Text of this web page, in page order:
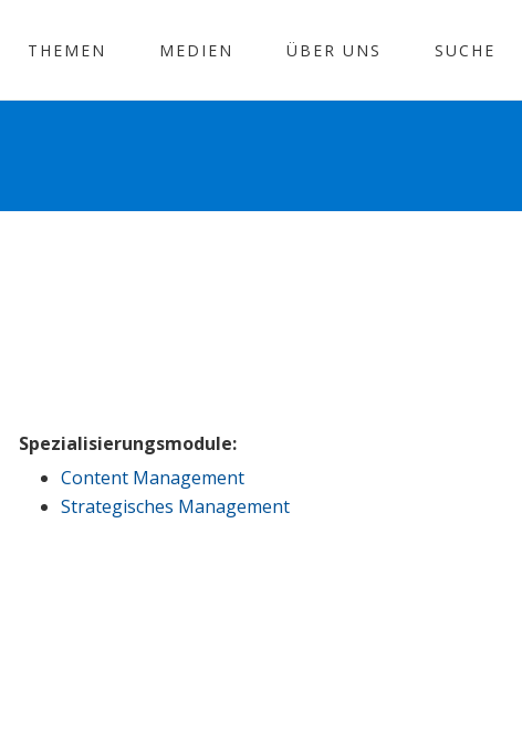
THEMEN MEDIEN ÜBER UNS SUCHE
Spezialisierungsmodule:
Content Management
Strategisches Management